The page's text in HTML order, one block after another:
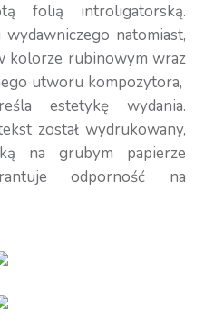
folią introligatorską.
natomiast,
kolorze rubinowym wraz
utworu kompozytora,
estetykę wydania.
został wydrukowany,
na grubym papierze
odporność na